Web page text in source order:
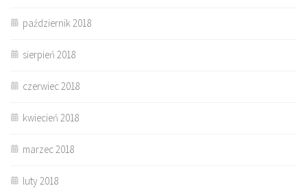
październik 2018
sierpień 2018
czerwiec 2018
kwiecień 2018
marzec 2018
luty 2018